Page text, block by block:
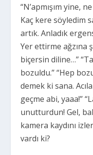
“N’apmışım yine,
Kaç kere söyledim
artık. Anladık
Yer ettirme ağzına
biçersin diline…”
bozuldu.” “Hep
demek ki sana.
geçme abi, yaaa!”
unutturdun! Gel,
kamera kaydını
vardı ki?